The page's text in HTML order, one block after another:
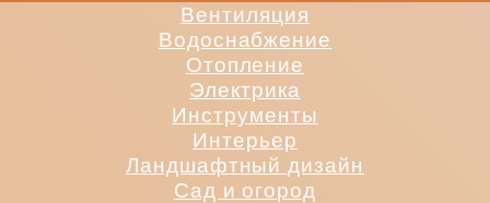
Вентиляция
Водоснабжение
Отопление
Электрика
Инструменты
Интерьер
Ландшафтный дизайн
Сад и огород